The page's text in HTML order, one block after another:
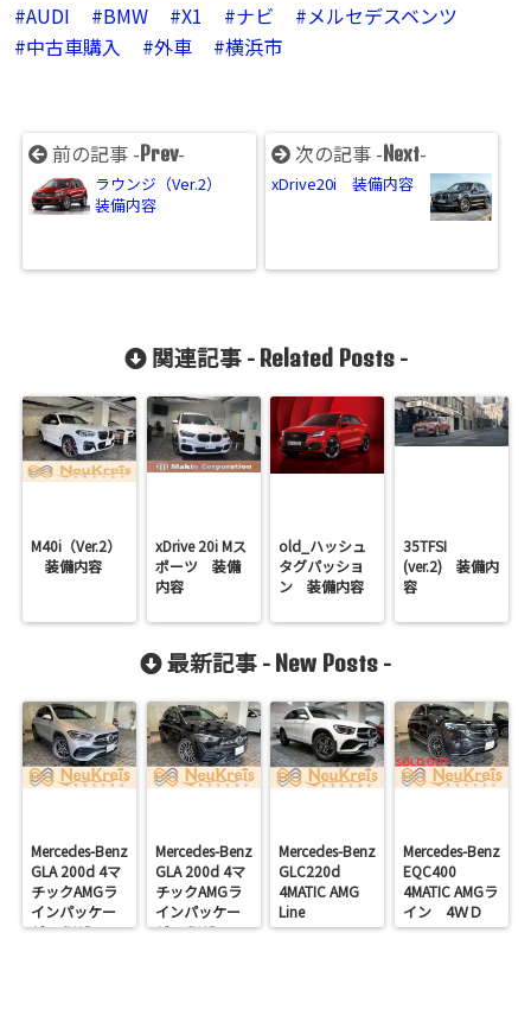
AUDI
BMW X1 ナビ
メルセデスベンツ
中古車購入
外車 横浜市
前の記事 - Prev-
ラウンジ（Ver.2）
装備内容
次の記事 - Next-
xDrive20i 装備内容
関連記事 - Related Posts-
M40i（Ver.2）
装備内容
xDrive 20i Mス
ポーツ 装備
内容
old_ハッシュ
タグパッショ
ン 装備内容
35TFSI
(ver.2) 装備内
容
最新記事 - New Posts -
Mercedes-Benz
GLA 200d 4マ
チックAMGラ
インパッケー
ジ 4ＷＤ
Mercedes-Benz
GLA 200d 4マ
チックAMGラ
インパッケー
ジ 4ＷＤ
Mercedes-Benz
GLC220d
4MATIC AMG
Line
Mercedes-Benz
EQC400
4MATIC AMGラ
イン 4ＷＤ